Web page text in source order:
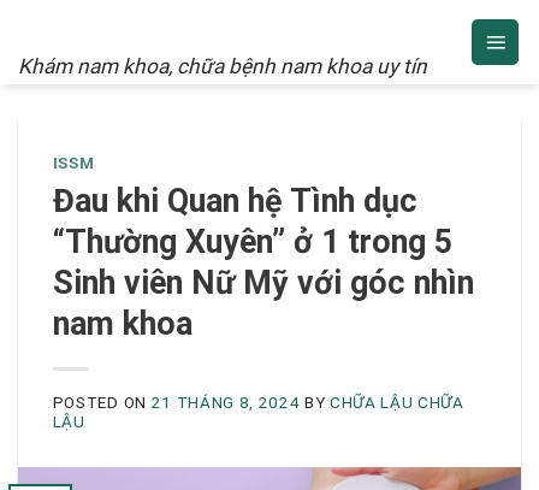
Khám nam khoa, chữa bệnh nam khoa uy tín
ISSM
Đau khi Quan hệ Tình dục
“Thường Xuyên” ở 1 trong 5
Sinh viên Nữ Mỹ với góc nhìn
nam khoa
POSTED ON 21 THÁNG 8, 2024 BY CHỮA LẬU CHỮA
LẬU